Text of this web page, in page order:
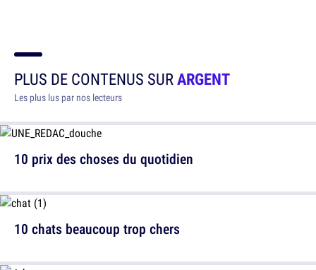
PLUS DE CONTENUS SURARGENT
Les plus lus par nos lecteurs
10 prix des choses du quotidien
10 chats beaucoup trop chers